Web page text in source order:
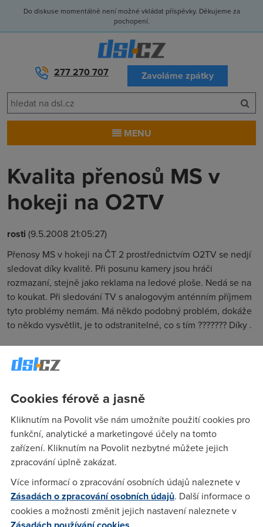
Do diskuse momentálně není možné vkládat příspěvky. Děkujeme za
pochopení.
277 270 707 Zavoláme zpátky
MENU
Kvalita přenosů MS v
hokeji na O2TV
rosti (9.5.2008 21:05:27)
Přenosy MS v hokeji na ČT 2 prostřednictvím O2TV se nedjí
sledovat díky kvalitě. Při posunu kamery jsou hráči
rozmazaní, stejně jako reklama na ledové ploše. Nedá se na
to koukat. Při sledování TV s analogovým anténním příjmem
tyto problémy nemám. Má někdo podobný problém, dokáže
to někdo vysvětlit, je to odstranitelné, co s tím ??????? Díky .
Anonym(9.5.2008 23:29:23)
Anonym (10.5.2008 10:23:50)
jebe se to
eferger(17.5.2008 09:13:09)
Zdravim, tento problem jsem resitake. Pred casem jsem se
zivil televizni technikou a ja vidim problem hlavne v tom, ze
Cookies férově a jasně
Kliknutím na Povolit vše nám umožníte použití cookies pro
funkční, analytické a marketingové účely na tomto
zařízení. Kliknutím na Povolit nezbytné můžete jejich
zpracování úplně zakázat.
Více informací o zpracování osobních údajů naleznete v
Zásadách o zpracování osobních údajů. Další informace o
cookies a možnosti změnit jejich nastavení naleznete v